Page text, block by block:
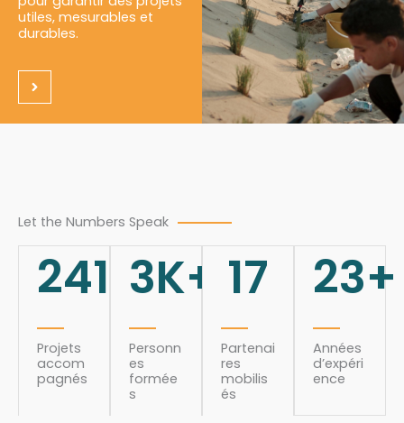
Let the Numbers Speak
utiles, mesurables et
durables.
241
Projets
accom
pagnés
3K+
Personn
es
formée
s
17
Partenai
res
mobilis
és
23+
Années
d’expéri
ence